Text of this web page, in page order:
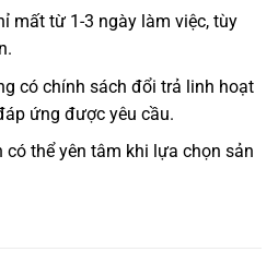
mất từ 1-3 ngày làm việc, tùy
có chính sách đổi trả linh hoạt
ứng được yêu cầu.
có thể yên tâm khi lựa chọn sản